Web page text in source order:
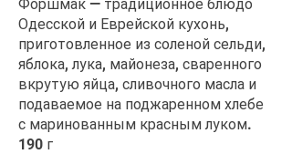
Форшмак — традиционное блюдо
Одесской и Еврейской кухонь,
приготовленное из соленой сельди,
яблока, лука, майонеза, сваренного
вкрутую яйца, сливочного масла и
подаваемое на поджаренном хлебе
с маринованным красным луком.
190 г